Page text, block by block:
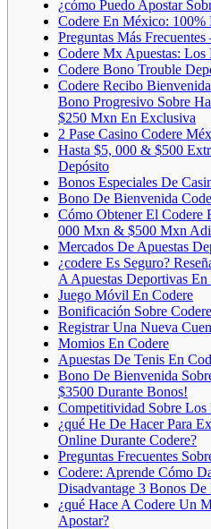
¿cómo Puedo Apostar
Codere En México:
Preguntas Más
Codere Mx Apuestas: Los
Codere Bono Trouble
Codere Recibo
Bono Progresivo Sobre
$250 Mxn En Exclusiva
2 Pase Casino Codere
Hasta $5, 000 & $500
Depósito
Bonos Especiales De
Bono De Bienvenida
Cómo Obtener El Codere
000 Mxn & $500 Mxn
Mercados De Apuestas
¿codere Es Seguro?
A Apuestas Deportivas
Juego Móvil En Codere
Bonificación Sobre Codere
Registrar Una Nueva
Momios En Codere
Apuestas De Tenis En
Bono De Bienvenida
$3500 Durante Bonos!
Competitividad Sobre Los
¿qué He De Hacer Para
Online Durante Codere?
Preguntas Frecuentes
Codere: Aprende Cómo
Disadvantage 3 Bonos De
¿qué Hace A Codere Un
Apostar?